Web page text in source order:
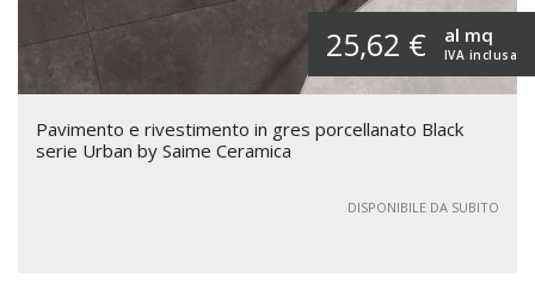
25,62 € IVA inclusa
al mq
Pavimento e rivestimento in gres porcellanato Black
serie Urban by Saime Ceramica
DISPONIBILE DA SUBITO